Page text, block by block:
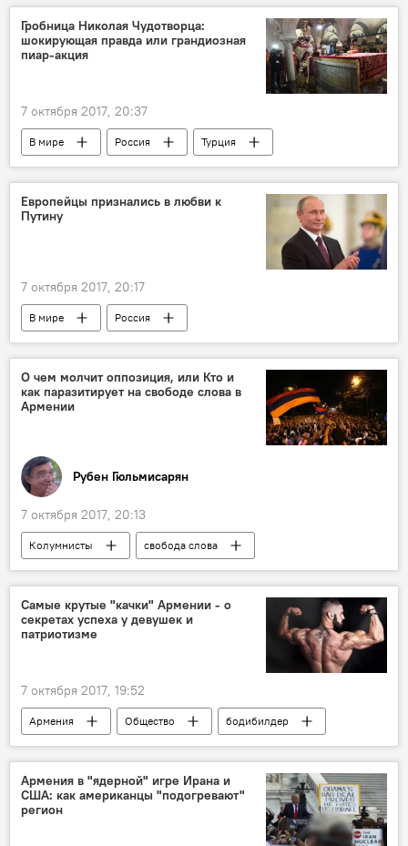
Гробница Николая Чудотворца:
шокирующая правда или грандиозная
пиар-акция
7 октября 2017, 20:37
В мире Россия
Турция
Николай Чудотворец
мощи
сенсация
Европейцы признались в любви к
Путину
7 октября 2017, 20:17
В мире Россия
О чем молчит оппозиция, или Кто и
как паразитирует на свободе слова в
Армении
Рубен Гюльмисарян
7 октября 2017, 20:13
Колумнисты
свобода слова
оппозиция
Самые крутые "качки" Армении - о
секретах успеха у девушек и
патриотизме
7 октября 2017, 19:52
Армения Общество бодибилдер
Армения в "ядерной" игре Ирана и
США: как американцы "подогревают"
регион